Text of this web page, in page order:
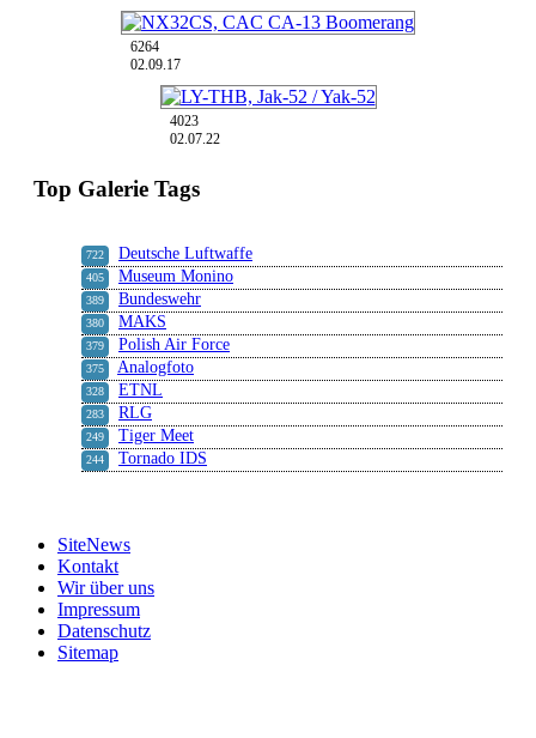
6264
02.09.17
4023
02.07.22
Top Galerie Tags
722 Deutsche Luftwaffe
405 Museum Monino
389 Bundeswehr
380 MAKS
379 Polish Air Force
375 Analogfoto
328 ETNL
283 RLG
249 Tiger Meet
244 Tornado IDS
SiteNews
Kontakt
Wir über uns
Impressum
Datenschutz
Sitemap